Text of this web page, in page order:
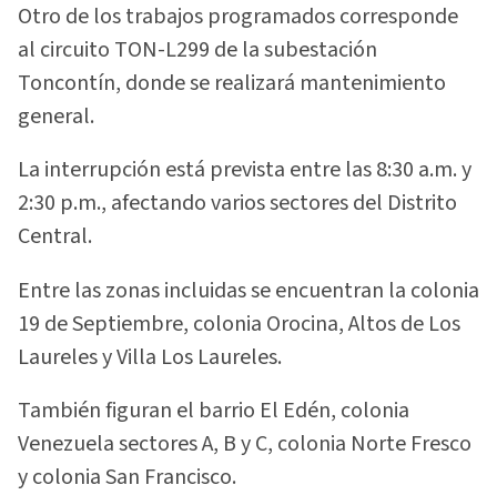
Otro de los trabajos programados corresponde
al circuito TON-L299 de la subestación
Toncontín, donde se realizará mantenimiento
general.
La interrupción está prevista entre las 8:30 a.m. y
2:30 p.m., afectando varios sectores del Distrito
Central.
Entre las zonas incluidas se encuentran la colonia
19 de Septiembre, colonia Orocina, Altos de Los
Laureles y Villa Los Laureles.
También figuran el barrio El Edén, colonia
Venezuela sectores A, B y C, colonia Norte Fresco
y colonia San Francisco.